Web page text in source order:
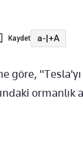
Kaydet a-|+A
göre,
ormanlık